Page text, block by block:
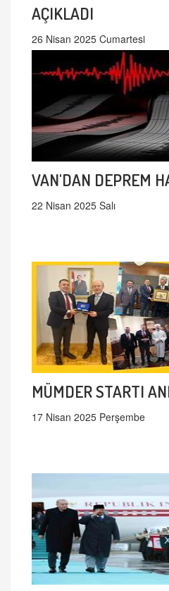
AÇIKLADI
26 Nisan 2025 Cumartesi
VAN'DAN DEPREM
22 Nisan 2025 Salı
MÜMDER STARTI
17 Nisan 2025 Perşembe